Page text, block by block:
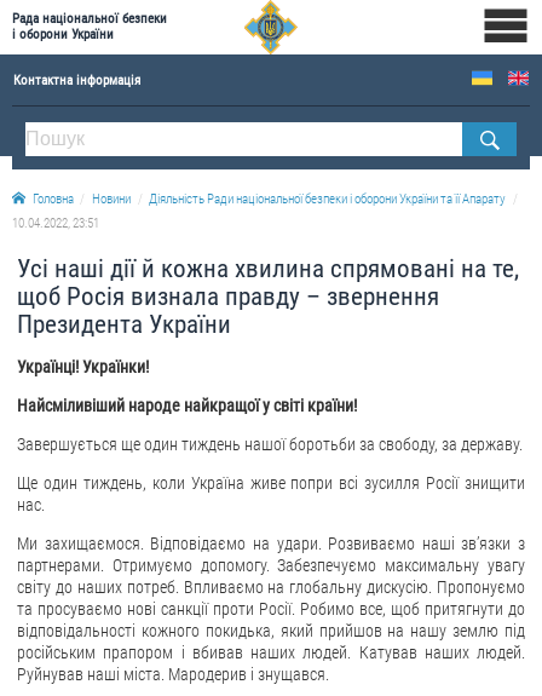
Рада національної безпеки
і оборони України
Контактна інформація
ПРО РНБОУ
Склад Ради національної безпеки і оборони України
Апарат Ради національної безпеки і оборони України
Історична довідка про діяльність Ради національної безпеки і оборони України
ОФІЦІЙНІ ДОКУМЕНТИ
ПРЕСЦЕНТР
Фотогалерея
ЗВЕРНЕННЯ ГРОМАДЯН
Звернення громадян
Електронне звернення
Головна Новини
Діяльність Ради національної безпеки і оборони України та її Апарату
10.04.2022, 23:51
Усі наші дії й кожна хвилина спрямовані на те,
щоб Росія визнала правду – звернення
Президента України
Українці! Українки!
Найсміливіший народе найкращої у світі країни!
Завершується ще один тиждень нашої боротьби за свободу, за державу.
Ще один тиждень, коли Україна живе попри всі зусилля Росії знищити
нас.
Ми захищаємося. Відповідаємо на удари. Розвиваємо наші звʼязки з
партнерами. Отримуємо допомогу. Забезпечуємо максимальну увагу
світу до наших потреб. Впливаємо на глобальну дискусію. Пропонуємо
та просуваємо нові санкції проти Росії. Робимо все, щоб притягнути до
відповідальності кожного покидька, який прийшов на нашу землю під
російським прапором і вбивав наших людей. Катував наших людей.
Руйнував наші міста. Мародерив і знущався.